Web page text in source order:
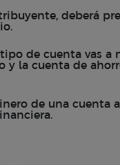
deberá
de cuenta vas a
la cuenta de
de una cuenta